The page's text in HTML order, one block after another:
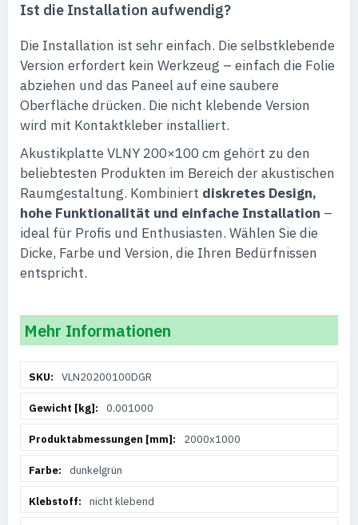
Ist die Installation aufwendig?
Die Installation ist sehr einfach. Die selbstklebende
Version erfordert kein Werkzeug – einfach die Folie
abziehen und das Paneel auf eine saubere
Oberfläche drücken. Die nicht klebende Version
wird mit Kontaktkleber installiert.
Akustikplatte VLNY 200×100 cm gehört zu den
beliebtesten Produkten im Bereich der akustischen
Raumgestaltung. Kombiniert diskretes Design,
hohe Funktionalität und einfache Installation –
ideal für Profis und Enthusiasten. Wählen Sie die
Dicke, Farbe und Version, die Ihren Bedürfnissen
entspricht.
Mehr Informationen
InformationenVLN20200100DGR
0.001000
2000x1000
dunkelgrün
nicht klebend